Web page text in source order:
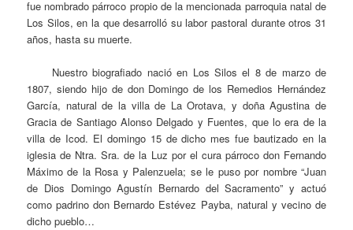
fue nombrado párroco propio de la mencionada parroquia natal de
Los Silos, en la que desarrolló su labor pastoral durante otros 31
años, hasta su muerte.
Nuestro biografiado nació en Los Silos el 8 de marzo de
1807, siendo hijo de don Domingo de los Remedios Hernández
García, natural de la villa de La Orotava, y doña Agustina de
Gracia de Santiago Alonso Delgado y Fuentes, que lo era de la
villa de Icod. El domingo 15 de dicho mes fue bautizado en la
iglesia de Ntra. Sra. de la Luz por el cura párroco don Fernando
Máximo de la Rosa y Palenzuela; se le puso por nombre “Juan
de Dios Domingo Agustín Bernardo del Sacramento” y actuó
como padrino don Bernardo Estévez Payba, natural y vecino de
dicho pueblo…